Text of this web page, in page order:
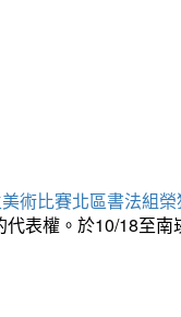
術比賽北區書法組
表權。於10/18至